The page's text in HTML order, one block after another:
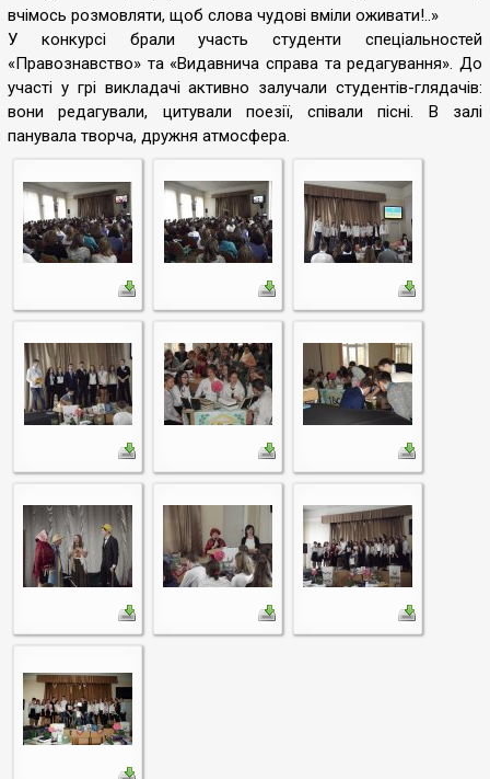
вчімось розмовляти, щоб слова чудові вміли оживати!..»
У конкурсі брали участь студенти спеціальностей
«Правознавство» та «Видавнича справа та редагування». До
участі у грі викладачі активно залучали студентів-глядачів:
вони редагували, цитували поезії, співали пісні. В залі
панувала творча, дружня атмосфера.